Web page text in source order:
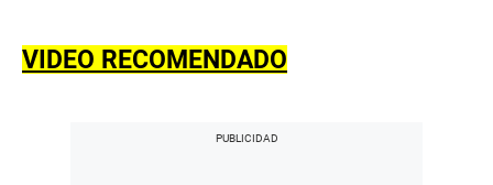
VIDEO RECOMENDADO